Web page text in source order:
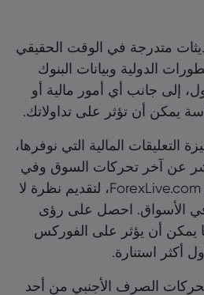
متدرجة في الوقت الحقيقي
الدولية وبيانات البنوك
إلى جانب أي أمور مالية أو
يمكن أن تؤثر على تداولاتك.
التعليقات المالية التي نوفرها،
عن آخر تحركات السوق وفي
الوقت الحقيقي من قبل ForexLive.com، لتقديم نظرة لا
الأسواق. احصل على رؤى
يمكن أن يؤثر على الفوركس
أكثر استنارة.
الصرف الأجنبي من أحد